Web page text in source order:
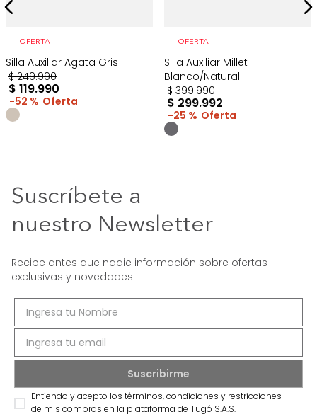
OFERTA
Silla Auxiliar Agata Gris
$ 249.990
$ 119.990
52 %
OFERTA
Silla Auxiliar Millet
Blanco/Natural
$ 399.990
$ 299.992
25 %
Suscríbete a
nuestro Newsletter
Recibe antes que nadie información sobre ofertas
exclusivas y novedades.
Entiendo y acepto los términos, condiciones y restricciones
de mis compras en la plataforma de Tugó S.A.S.